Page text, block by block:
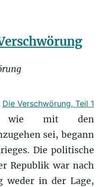
Die Verschwörung, Teil 1
wie mit den
sei, begann
Die politische
Republik war nach
weder in der Lage,